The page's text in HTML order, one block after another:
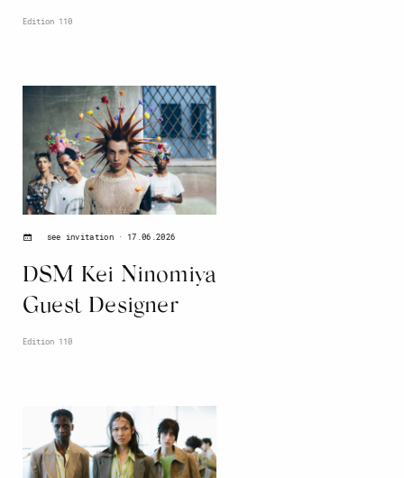
Edition 110
DSM Kei Ninomiya
Guest Designer
see invitation 17.06.2026
Edition 110